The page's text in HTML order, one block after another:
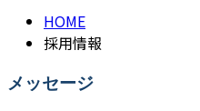
HOME
採用情報
メッセージ